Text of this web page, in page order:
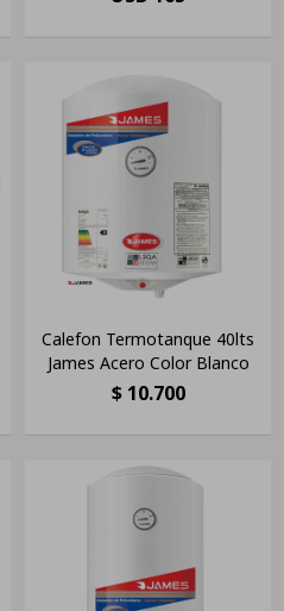
Calefon Termotanque 40lts
James Acero Color Blanco
$ 10.700